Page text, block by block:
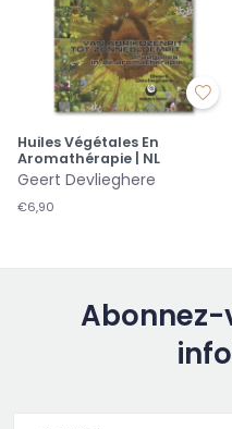
Huiles Végétales En
Aromathérapie | NL
Geert Devlieghere
€6,90